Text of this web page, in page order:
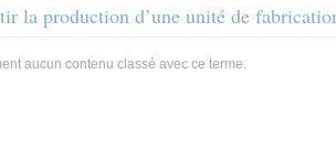
la production d’une unité de
aucun contenu classé avec ce terme.